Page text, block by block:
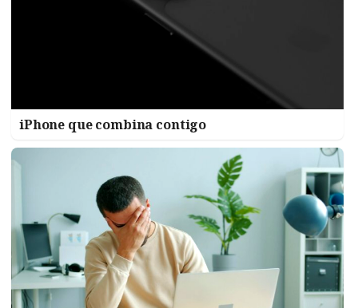
iPhone que combina contigo